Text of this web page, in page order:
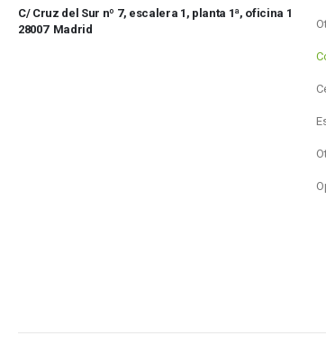
C/ Cruz del Sur nº 7, escalera 1, planta 1ª, oficina 1
28007 Madrid